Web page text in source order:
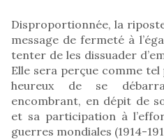
Disproportionnée, la
message de fermeté à
tenter de les dissuader
Elle sera perçue comme
heureux de se
encombrant, en dépit de
et sa participation à
guerres mondiales (1914-